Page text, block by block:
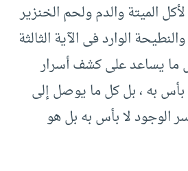
الميتة والدم ولحم الخنزير
الوارد فى الآية الثالثة
ما يساعد على كشف أسرار
بأس به ، بل كل ما يوصل إلى
الوجود لا بأس به بل هو